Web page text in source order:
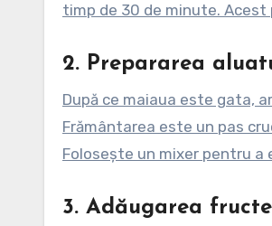
timp de 30 de minute.
2. Prepararea
După ce maiaua este gata,
Frământarea este un pas
Folosește un mixer pentru a
3. Adăugarea